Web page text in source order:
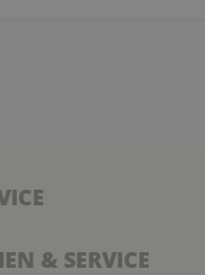
& SERVICE